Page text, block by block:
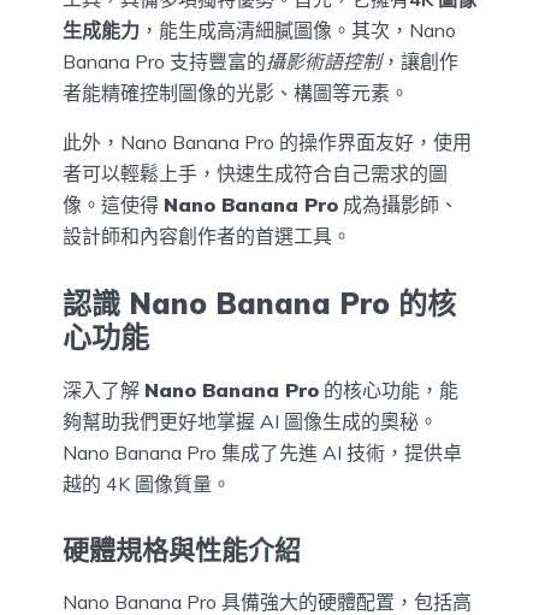
生成能力 ，能生成高清細膩圖像。其次，Nano
Banana Pro 支持豐富的攝影術語控制，讓創作
者能精確控制圖像的光影、構圖等元素。
此外，Nano Banana Pro 的操作界面友好，使用
者可以輕鬆上手，快速生成符合自己需求的圖
像。這使得 Nano Banana Pro 成為攝影師、
設計師和內容創作者的首選工具。
認識 Nano Banana Pro 的核
心功能
深入了解 Nano Banana Pro 的核心功能，能
夠幫助我們更好地掌握 AI 圖像生成的奧秘。
Nano Banana Pro 集成了先進 AI 技術，提供卓
越的 4K 圖像質量。
硬體規格與性能介紹
Nano Banana Pro 具備強大的硬體配置，包括高